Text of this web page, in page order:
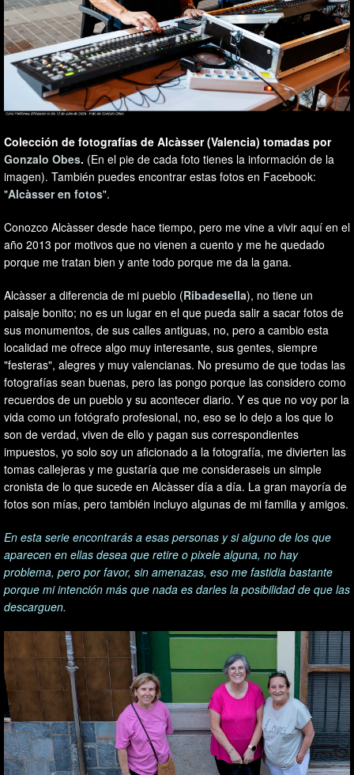
Colección de fotografías de Alcàsser (Valencia) tomadas por
Gonzalo Obes. (En el pie de cada foto tienes la información de la
imagen). También puedes encontrar estas fotos en Facebook:
"Alcàsser en fotos".
Conozco Alcàsser desde hace tiempo, pero me vine a vivir aquí en el
año 2013 por motivos que no vienen a cuento y me he quedado
porque me tratan bien y ante todo porque me da la gana.
Alcàsser a diferencia de mi pueblo (Ribadesella), no tiene un
paisaje bonito; no es un lugar en el que pueda salir a sacar fotos de
sus monumentos, de sus calles antiguas, no, pero a cambio esta
localidad me ofrece algo muy interesante, sus gentes, siempre
"festeras", alegres y muy valencianas. No presumo de que todas las
fotografías sean buenas, pero las pongo porque las considero como
recuerdos de un pueblo y su acontecer diario. Y es que no voy por la
vida como un fotógrafo profesional, no, eso se lo dejo a los que lo
son de verdad, viven de ello y pagan sus correspondientes
impuestos, yo solo soy un aficionado a la fotografía, me divierten las
tomas callejeras y me gustaría que me consideraseis un simple
cronista de lo que sucede en Alcàsser día a día. La gran mayoría de
fotos son mías, pero también incluyo algunas de mi familia y amigos.
En esta serie encontrarás a esas personas y si alguno de los que
aparecen en ellas desea que retire o pixele alguna, no hay
problema, pero por favor, sin amenazas, eso me fastidia bastante
porque mi intención más que nada es darles la posibilidad de que las
descarguen.